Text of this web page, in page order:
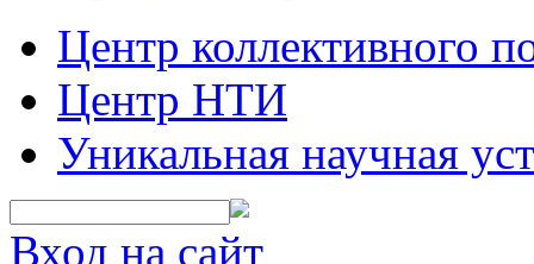
Центр коллективного
Центр НТИ
Уникальная научная
Вход на сайт